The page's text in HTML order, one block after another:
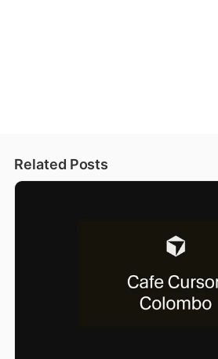
Related Posts